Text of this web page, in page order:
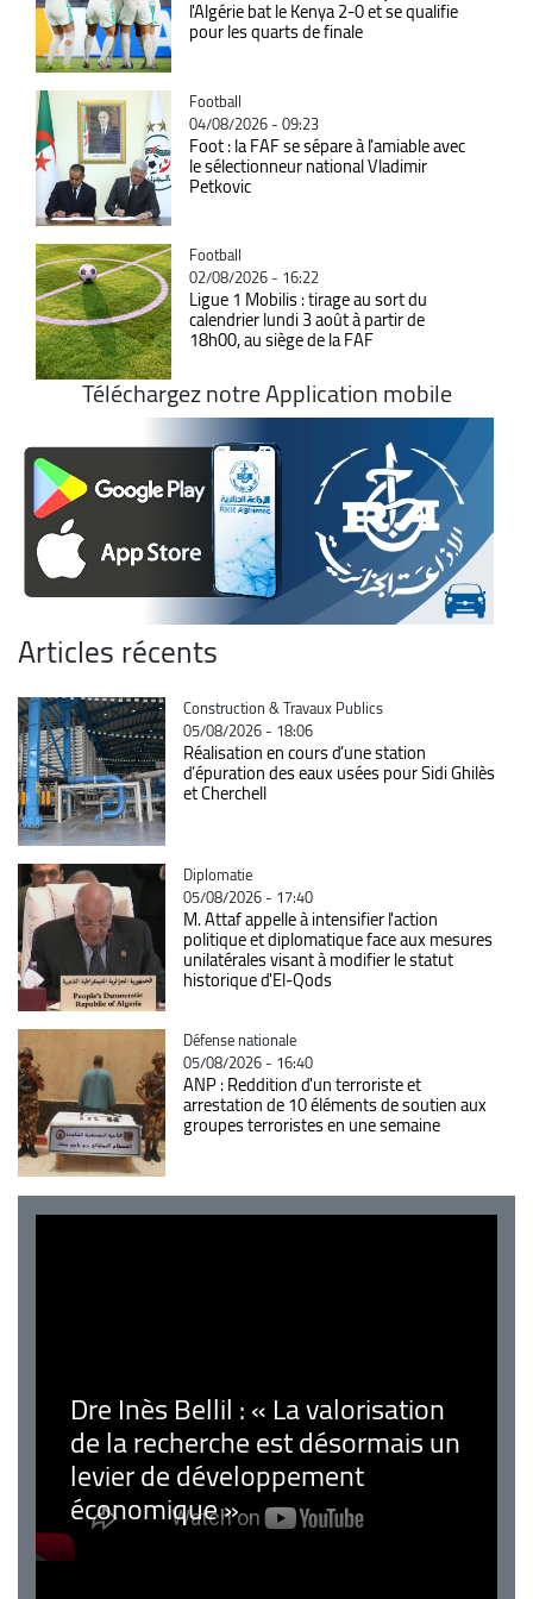
l'Algérie bat le Kenya 2-0 et se qualifie
pour les quarts de finale
Catégorie
Football
04/08/2026 - 09:23
Foot : la FAF se sépare à l’amiable avec
le sélectionneur national Vladimir
Petkovic
Catégorie
Football
02/08/2026 - 16:22
Ligue 1 Mobilis : tirage au sort du
calendrier lundi 3 août à partir de
18h00, au siège de la FAF
Téléchargez notre Application mobile
Articles récents
Catégorie
Construction & Travaux Publics
05/08/2026 - 18:06
Réalisation en cours d’une station
d’épuration des eaux usées pour Sidi Ghilès
et Cherchell
Catégorie
Diplomatie
05/08/2026 - 17:40
M. Attaf appelle à intensifier l'action
politique et diplomatique face aux mesures
unilatérales visant à modifier le statut
historique d'El-Qods
Catégorie
Défense nationale
05/08/2026 - 16:40
ANP : Reddition d'un terroriste et
arrestation de 10 éléments de soutien aux
groupes terroristes en une semaine
Dre Inès Bellil : « La valorisation
de la recherche est désormais un
levier de développement
économique »